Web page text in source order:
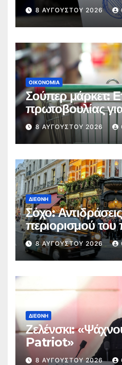
8 ΑΥΓΟΎΣΤΟΥ 2026
ΟΙΚΟΝΟΜΊΑ
Σούπερ μάρκετ:
πρωτοβουλίας για
8 ΑΥΓΟΎΣΤΟΥ 2026
ΔΙΕΘΝΉ
Σόχο:
περιορισμού του
παμπ
8 ΑΥΓΟΎΣΤΟΥ 2026
ΔΙΕΘΝΉ
Ζελένσκι:
Patriot»
8 ΑΥΓΟΎΣΤΟΥ 2026